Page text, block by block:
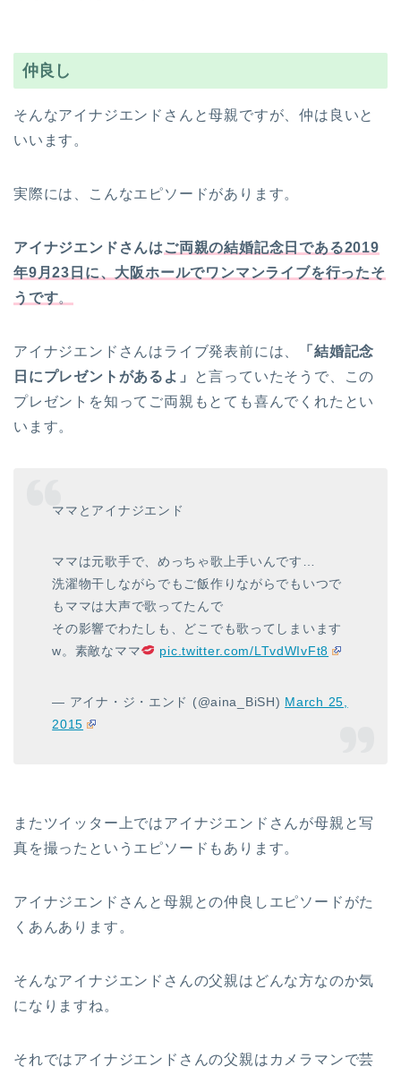
仲良し
そんなアイナジエンドさんと母親ですが、仲は良いと
いいます。
実際には、こんなエピソードがあります。
アイナジエンドさんは ご両親の結婚記念日である2019
年9月23日に、大阪ホールでワンマンライブを行ったそ
うです。
アイナジエンドさんはライブ発表前には、
「結婚記念
日にプレゼントがあるよ」
と言っていたそうで、この
プレゼントを知ってご両親もとても喜んでくれたとい
います。
ママとアイナジエンド
ママは元歌手で、めっちゃ歌上手いんです…
洗濯物干しながらでもご飯作りながらでもいつで
もママは大声で歌ってたんで
その影響でわたしも、どこでも歌ってしまいます
w。素敵なママ
pic.twitter.com/LTvdWIvFt8
— アイナ・ジ・エンド (@aina_BiSH) March 25,
2015
またツイッター上ではアイナジエンドさんが母親と写
真を撮ったというエピソードもあります。
アイナジエンドさんと母親との仲良しエピソードがた
くあんあります。
そんなアイナジエンドさんの父親はどんな方なのか気
になりますね。
それではアイナジエンドさんの父親はカメラマンで芸